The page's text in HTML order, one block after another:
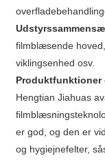
filmblæsende
viklingsenhed osv.
Produktfunktioner
Hengtian Jiahuas
er god, og den er
og hygiejnefelter,